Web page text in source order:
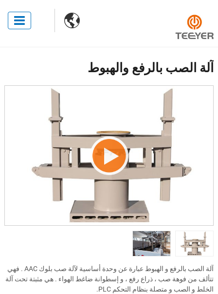

آلة الصب بالرفع والهبوط
آلة الصب بالرفع و الهبوط عبارة عن وحدة أساسية لآلة صب بلوك AAC . فهي
تتألف من فوهة صب ، ذراع رفع ، و إسطوانة ضاغط الهواء . هي مثبتة تحت آلة
الخلط و الصب و متصلة بنظام التحكم .PLC